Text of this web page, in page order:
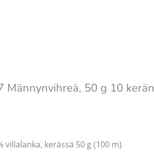
Männynvihreä, 50 g 10 kerän
villalanka, kerässä 50 g (100 m)